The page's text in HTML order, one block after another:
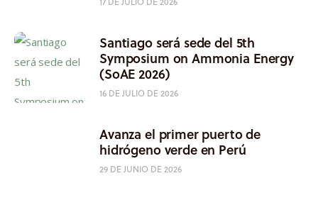
Santiago será sede del 5th
Symposium on Ammonia Energy
(SoAE 2026)
16 DE JULIO DE 2026
Avanza el primer puerto de
hidrógeno verde en Perú
29 DE JUNIO DE 2026